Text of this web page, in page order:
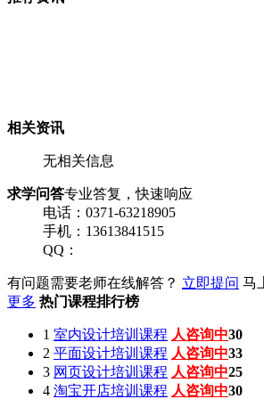
相关资讯
无相关信息
求学问答专业答复，快速响应
电话：0371-63218905
手机：13613841515
QQ：
有问题需要老师在线解答？ 立即提问 马
更多 热门课程排行榜
1 室内设计培训课程 人咨询中30
2 平面设计培训课程 人咨询中33
3 网页设计培训课程 人咨询中25
4 淘宝开店培训课程 人咨询中30